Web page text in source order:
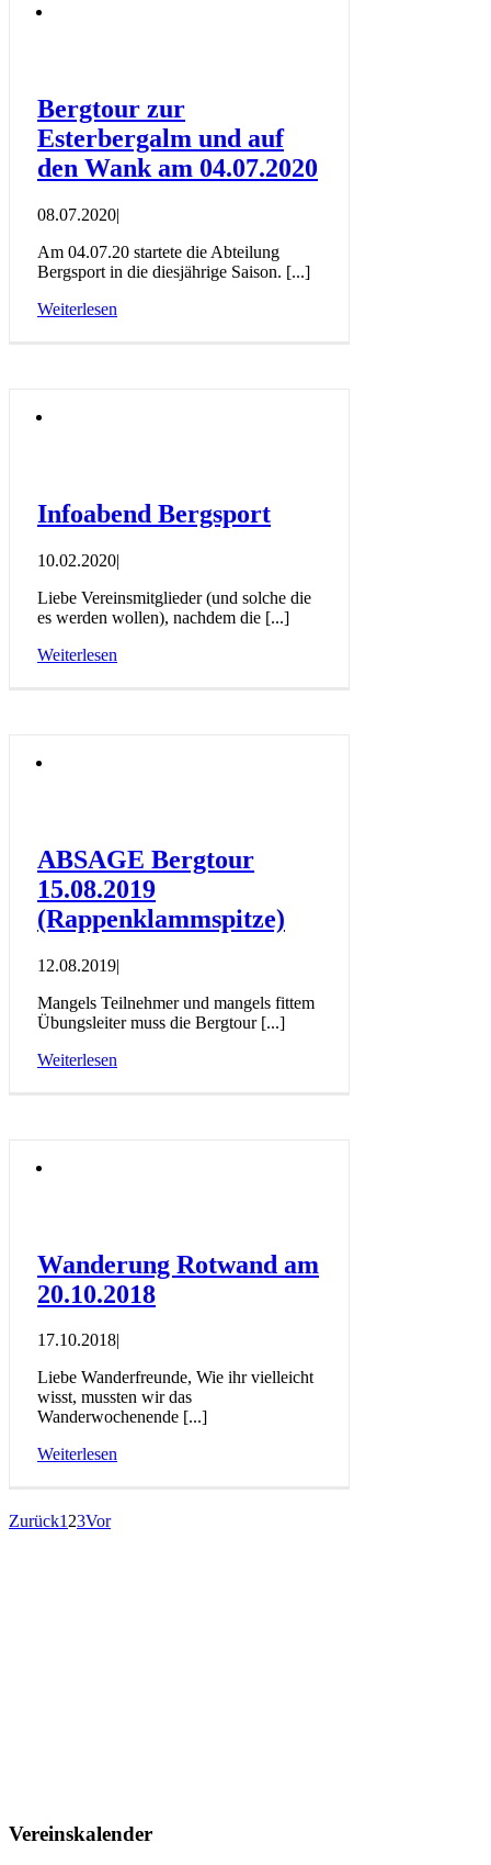
Bergtour zur
Esterbergalm und auf
den Wank am 04.07.2020
08.07.2020|
Am 04.07.20 startete die Abteilung
Bergsport in die diesjährige Saison. [...]
Weiterlesen
Infoabend Bergsport
10.02.2020|
Liebe Vereinsmitglieder (und solche die
es werden wollen), nachdem die [...]
Weiterlesen
ABSAGE Bergtour
15.08.2019
(Rappenklammspitze)
12.08.2019|
Mangels Teilnehmer und mangels fittem
Übungsleiter muss die Bergtour [...]
Weiterlesen
Wanderung Rotwand am
20.10.2018
17.10.2018|
Liebe Wanderfreunde, Wie ihr vielleicht
wisst, mussten wir das
Wanderwochenende [...]
Weiterlesen
Zurück123Vor
Vereinskalender